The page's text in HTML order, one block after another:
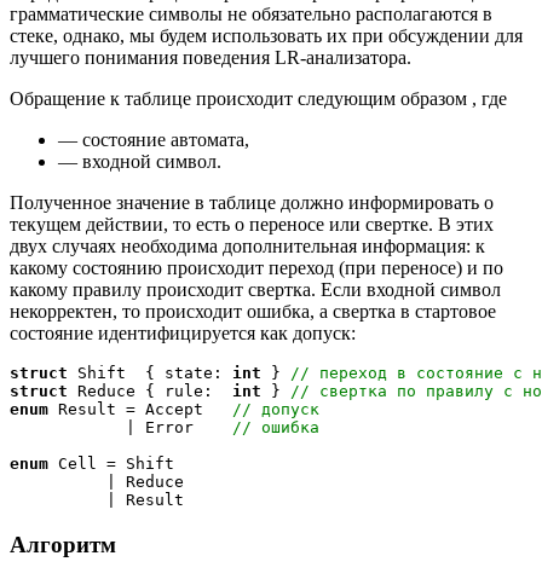
грамматические символы не обязательно располагаются в
стеке, однако, мы будем использовать их при обсуждении для
лучшего понимания поведения LR-анализатора.
Обращение к таблице происходит следующим образом , где
— состояние автомата,
— входной символ.
Полученное значение в таблице должно информировать о
текущем действии, то есть о переносе или свертке. В этих
двух случаях необходима дополнительная информация: к
какому состоянию происходит переход (при переносе) и по
какому правилу происходит свертка. Если входной символ
некорректен, то происходит ошибка, а свертка в стартовое
состояние идентифицируется как допуск:
struct Shift  { state: int } // переход в состояние с
struct Reduce { rule: int } // свертка по правилу с
enum Result = Accept // допуск
            | Error
// ошибка
enum Cell = Shift
          | Reduce
Алгоритм